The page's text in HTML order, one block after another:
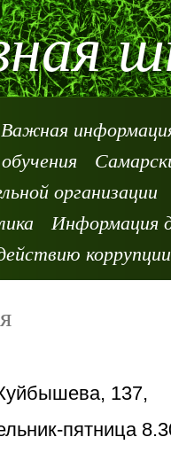
Важная
организации
Информация
коррупции
137,
пятница